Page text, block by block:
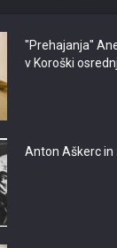
"Prehajanja"
v Koroški
Anton Aškerc in